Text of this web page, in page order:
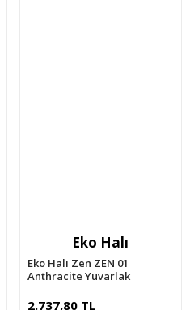
Eko Halı
Eko Halı Zen ZEN 01
Anthracite Yuvarlak
2.737,80 TL